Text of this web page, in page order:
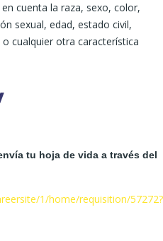
cuenta la raza, sexo, color,
sexual, edad, estado civil,
cualquier otra característica
tu hoja de vida a través del
1/home/requisition/57272?